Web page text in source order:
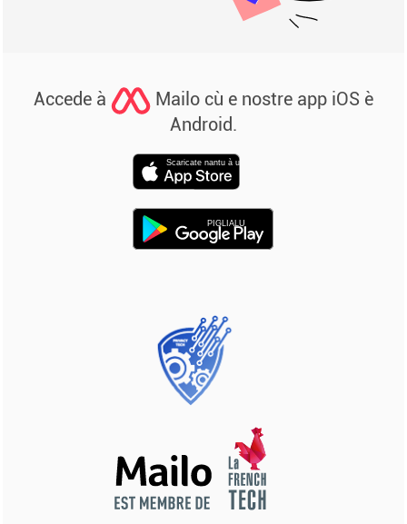
Accede à
Mailo cù e nostre app iOS è
Android.
Scaricate nantu à u
PIGLIALU